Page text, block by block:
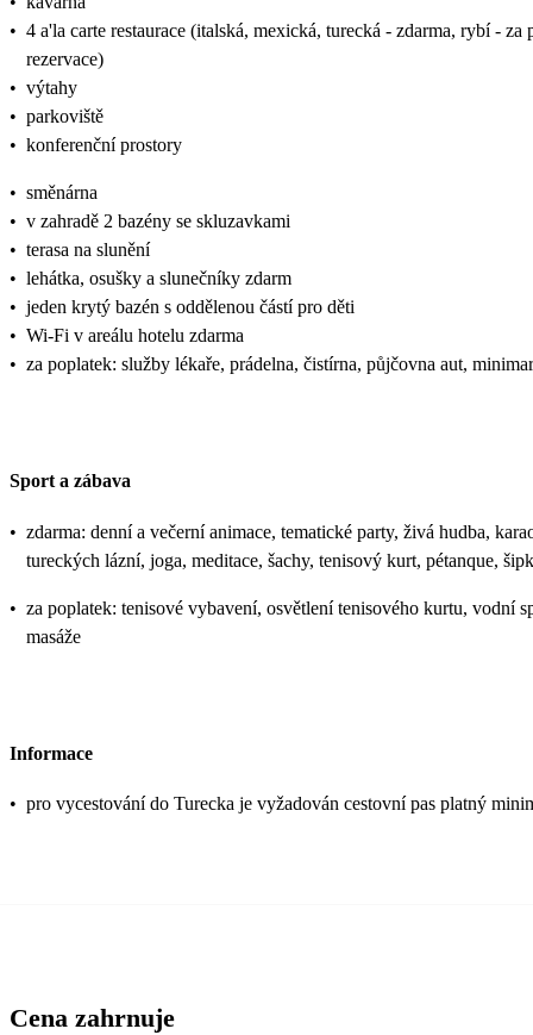
• 4 a'la carte restaurace (italská, mexická, turecká - zdarma, rybí -
rezervace)
• výtahy
• parkoviště
• konferenční prostory
• směnárna
• v zahradě 2 bazény se skluzavkami
• terasa na slunění
• lehátka, osušky a slunečníky zdarm
• jeden krytý bazén s oddělenou částí pro děti
• Wi-Fi v areálu hotelu zdarma
• za poplatek: služby lékaře, prádelna, čistírna, půjčovna aut,
Sport a zábava
• zdarma: denní a večerní animace, tematické party, živá hudba,
tureckých lázní, joga, meditace, šachy, tenisový kurt, pétanque,
• za poplatek: tenisové vybavení, osvětlení tenisového kurtu, vodní
masáže
Informace
• pro vycestování do Turecka je vyžadován cestovní pas platný
Cena zahrnuje